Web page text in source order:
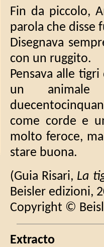
Fin da piccolo,
parola che disse
Disegnava
con un ruggito.
Pensava alle
un animale
come corde e
molto feroce,
stare buona.
(Guia Risari, La
Beisler edizioni,
Copyright ©
Extracto